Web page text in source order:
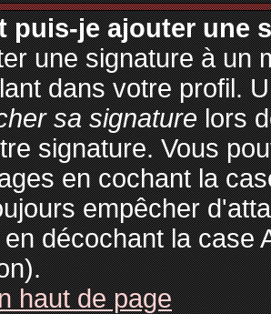
puis-je ajouter une
une signature à un
dans votre profil.
sa signaturelors
signature. Vous
en cochant la
empêcher
décochant la case
haut de page